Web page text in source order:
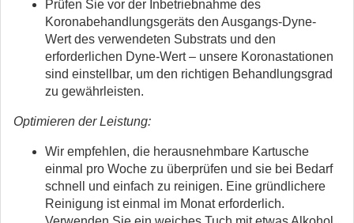
Prüfen Sie vor der Inbetriebnahme des
Koronabehandlungsgeräts den Ausgangs-Dyne-
Wert des verwendeten Substrats und den
erforderlichen Dyne-Wert – unsere Koronastationen
sind einstellbar, um den richtigen Behandlungsgrad
zu gewährleisten.
Optimieren der Leistung:
Wir empfehlen, die herausnehmbare Kartusche
einmal pro Woche zu überprüfen und sie bei Bedarf
schnell und einfach zu reinigen. Eine gründlichere
Reinigung ist einmal im Monat erforderlich.